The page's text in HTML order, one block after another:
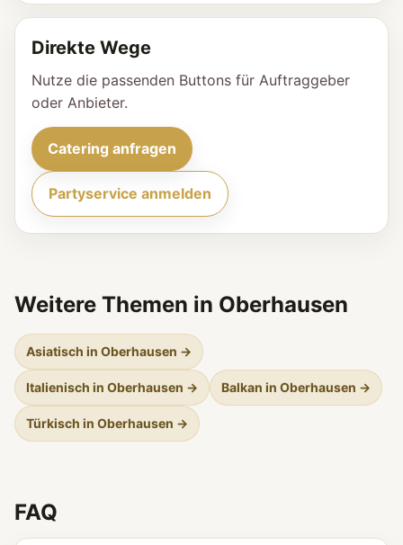
Direkte Wege
Nutze die passenden Buttons für Auftraggeber
oder Anbieter.
Catering anfragen
Partyservice anmelden
Weitere Themen in Oberhausen
Asiatisch in Oberhausen →
Italienisch in Oberhausen → Balkan in Oberhausen →
Türkisch in Oberhausen →
FAQ